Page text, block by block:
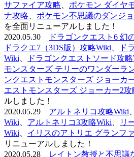
サファイア攻略
ポケモン ダイヤ
ナ攻略
ポケモン不思議のダンジ
を全面リニューアルしました！
2020.05.30
ドラゴンクエスト6 幻
ドラクエ7（3DS版）攻略Wiki
ド
Wiki
ドラゴンクエストソード攻
モンスターズ テリーのワンダーラ
ンクエストモンスターズ ジョーカ
エストモンスターズ ジョーカー2攻
ルしました！
2020.05.29 アルトネリコ攻略Wiki
Wiki
アルトネリコ3攻略Wiki
リ
Wiki
イリスのアトリエ グランフ
リニューアルしました！
2020.05.28
レイトン教授と不思議